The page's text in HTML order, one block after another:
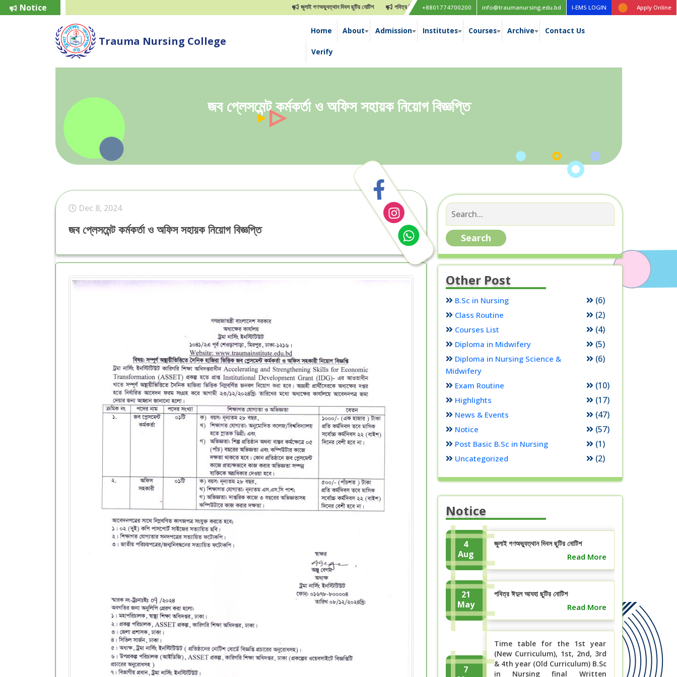
Notice জুলাই গণঅভ্যুত্থান দিবস ছুটির নোটিশ পবিত্র ঈদুল আযহা ছুটির নোটিশ Time table for the 1st year (New Curriculum), 1st, 2nd, 3rd & 4th
+8801774700200 info@traumanursing.edu.bd I-EMS LOGIN Apply Online
Trauma Nursing College
Home About Admission Institutes Courses Archive Contact Us
Verify
জব প্লেসমেন্ট কর্মকর্তা ও অফিস সহায়ক নিয়োগ বিজ্ঞপ্তি
Dec 8, 2024
জব প্লেসমেন্ট কর্মকর্তা ও অফিস সহায়ক নিয়োগ বিজ্ঞপ্তি
Other Post
B.Sc in Nursing (6)
Class Routine (2)
Courses List (4)
Diploma in Midwifery (5)
Diploma in Nursing Science &
Midwifery
(6)
Exam Routine (10)
Highlights (17)
News & Events (47)
Notice (57)
Post Basic B.Sc in Nursing (1)
Uncategorized (2)
Notice
4
Aug
জুলাই গণঅভ্যুত্থান দিবস ছুটির নোটিশ
Read More
21
May
পবিত্র ঈদুল আযহা ছুটির নোটিশ
Read More
7
Time table for the 1st year
(New Curriculum), 1st, 2nd, 3rd
& 4th year (Old Curriculum) B.Sc
in Nursing final Written